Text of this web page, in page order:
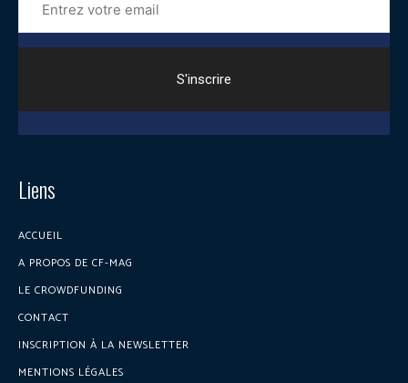
email
Liens
ACCUEIL
A PROPOS DE CF-MAG
LE CROWDFUNDING
CONTACT
INSCRIPTION À LA NEWSLETTER
MENTIONS LÉGALES